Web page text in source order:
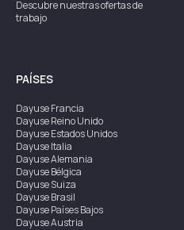
Descubre nuestras ofertas de
trabajo
PAÍSES
DayuseFrancia
DayuseReino Unido
DayuseEstados Unidos
DayuseItalia
DayuseAlemania
DayuseBélgica
DayuseSuiza
DayuseBrasil
DayusePaíses Bajos
DayuseAustria